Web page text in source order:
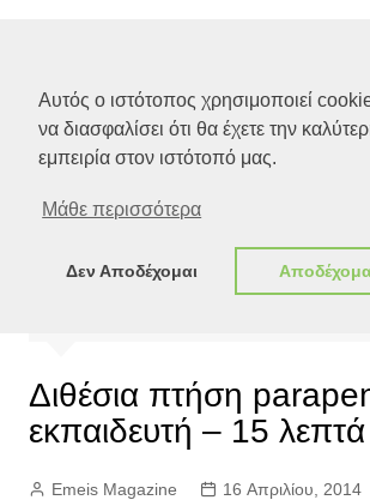
Αυτός ο ιστότοπος χρησιμοποιεί
να διασφαλίσει ότι θα έχετε την
εμπειρία στον ιστότοπό μας.
Μάθε περισσότερα
Δεν Αποδέχομαι
Διασκέδαση
Διθέσια πτήση
εκπαιδευτή – 15 λεπτά
Emeis Magazine 16 Απριλίου, 2014